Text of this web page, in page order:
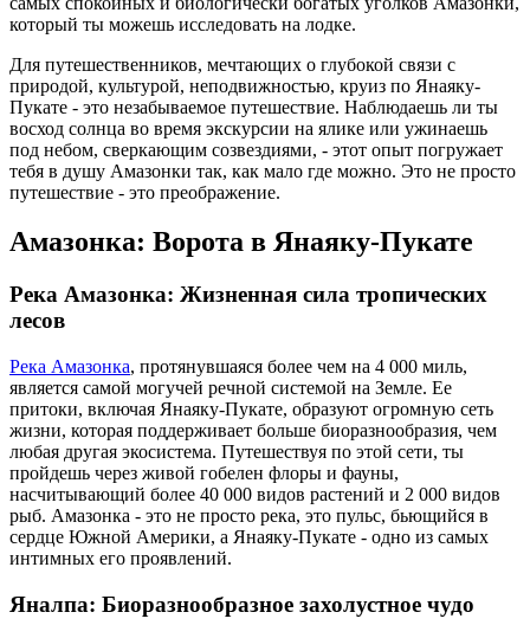
который ты можешь исследовать на лодке.
Для путешественников, мечтающих о глубокой связи с
природой, культурой, неподвижностью, круиз по Янаяку-
Пукате - это незабываемое путешествие. Наблюдаешь ли ты
восход солнца во время экскурсии на ялике или ужинаешь
под небом, сверкающим созвездиями, - этот опыт погружает
тебя в душу Амазонки так, как мало где можно. Это не просто
путешествие - это преображение.
Амазонка: Ворота в Янаяку-Пукате
Река Амазонка: Жизненная сила тропических
лесов
Река Амазонка, протянувшаяся более чем на 4 000 миль,
является самой могучей речной системой на Земле. Ее
притоки, включая Янаяку-Пукате, образуют огромную сеть
жизни, которая поддерживает больше биоразнообразия, чем
любая другая экосистема. Путешествуя по этой сети, ты
пройдешь через живой гобелен флоры и фауны,
насчитывающий более 40 000 видов растений и 2 000 видов
рыб. Амазонка - это не просто река, это пульс, бьющийся в
сердце Южной Америки, а Янаяку-Пукате - одно из самых
интимных его проявлений.
Яналпа: Биоразнообразное захолустное чудо